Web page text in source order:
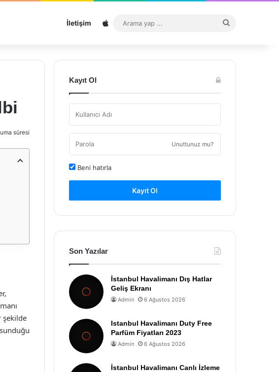
İletişim Sitemap
...
süresi
şekilde
Kayıt Ol
Unuttunuz mu?
Beni hatırla
Kayıt Ol
Son Yazılar
İstanbul Havalimanı Dış Hatlar
Geliş Ekranı
Admin 6 Ağustos 2026
Istanbul Havalimanı Duty Free
Parfüm Fiyatları 2023
Admin 6 Ağustos 2026
İstanbul Havalimanı Canlı İzleme